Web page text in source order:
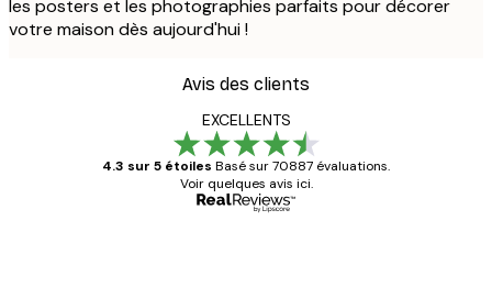
les posters et les photographies parfaits pour décorer
votre maison dès aujourd'hui !
Avis des clients
EXCELLENTS
4.3 sur 5 étoiles Basé sur 70887 évaluations.
Voir quelques avis ici.